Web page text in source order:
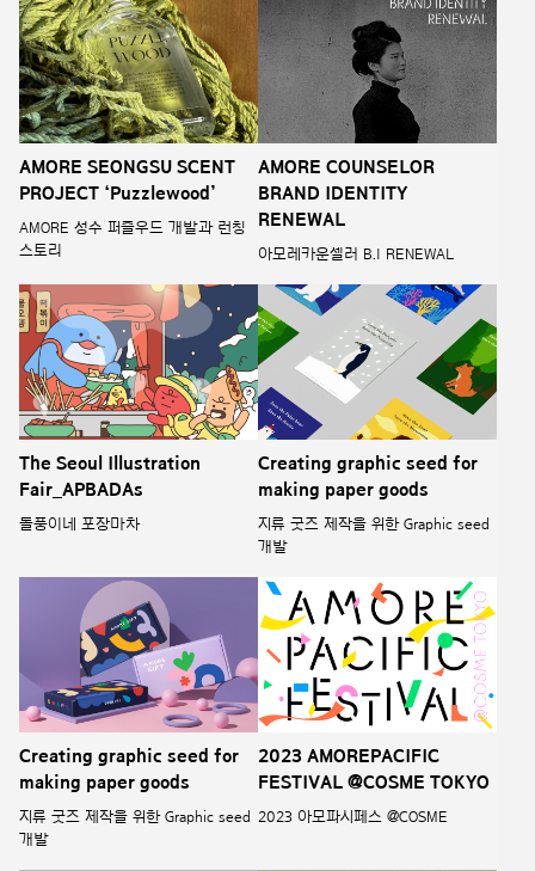
AMORE SEONGSU SCENT
PROJECT ‘Puzzlewood’
AMORE 성수 퍼즐우드 개발과 런칭
스토리
AMORE COUNSELOR
BRAND IDENTITY
RENEWAL
아모레카운셀러 B.I RENEWAL
The Seoul Illustration
Fair_APBADAs
돌풍이네 포장마차
Creating graphic seed for
making paper goods
지류 굿즈 제작을 위한 Graphic seed
개발
Creating graphic seed for
making paper goods
지류 굿즈 제작을 위한 Graphic seed
개발
2023 AMOREPACIFIC
FESTIVAL @COSME TOKYO
2023 아모파시페스 @COSME